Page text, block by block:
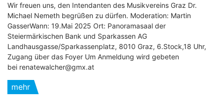
Wir freuen uns, den Intendanten des Musikvereins Graz Dr.
Michael Nemeth begrüßen zu dürfen. Moderation: Martin
GasserWann: 19.Mai 2025 Ort: Panoramasaal der
Steiermärkischen Bank und Sparkassen AG
Landhausgasse/Sparkassenplatz, 8010 Graz, 6.Stock,18 Uhr,
Zugang über das Foyer Um Anmeldung wird gebeten
bei renatewalcher@gmx.at
mehr